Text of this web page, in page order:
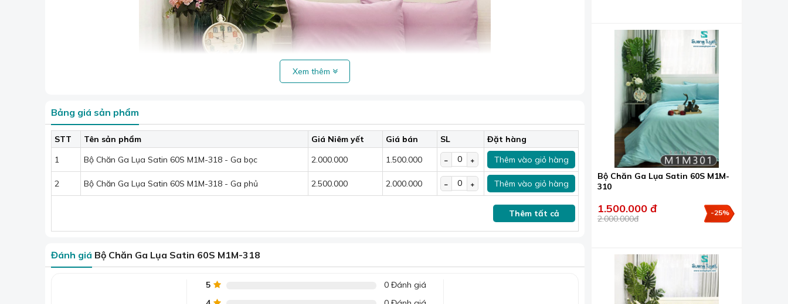
Bộ Chăn Ga Lụa Satin 60S M1M-318
Xem thêm
Bảng giá sản phẩm
STT Tên sản phẩm Giá Niêm yết Giá bán SL
Đặt hàng
1
Bộ Chăn Ga Lụa Satin 60S M1M-318 - Ga bọc 2.000.000 1.500.000 Thêm vào giỏ hàng
2 Bộ Chăn Ga Lụa Satin 60S M1M-318 - Ga phủ 2.500.000 2.000.000 Thêm vào giỏ hàng
Thêm tất cả
Đánh giá Bộ Chăn Ga Lụa Satin 60S M1M-318
5
0 Đánh giá
Bộ Chăn Ga Lụa Satin 60S M1M-
310
1.500.000 đ
2.000.000đ
-25%